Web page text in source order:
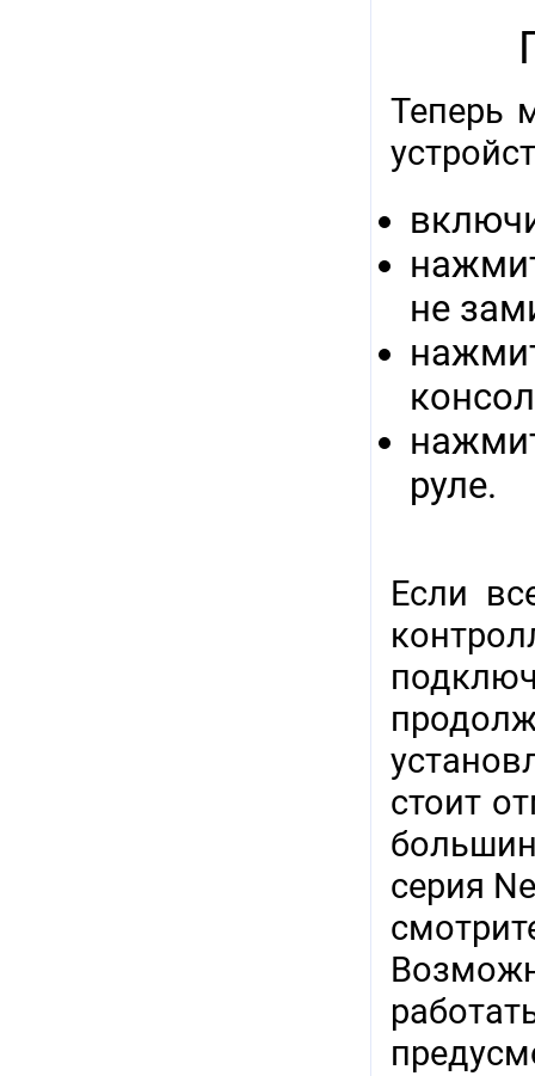
Теперь
не
руле.
Если
стоит
серия